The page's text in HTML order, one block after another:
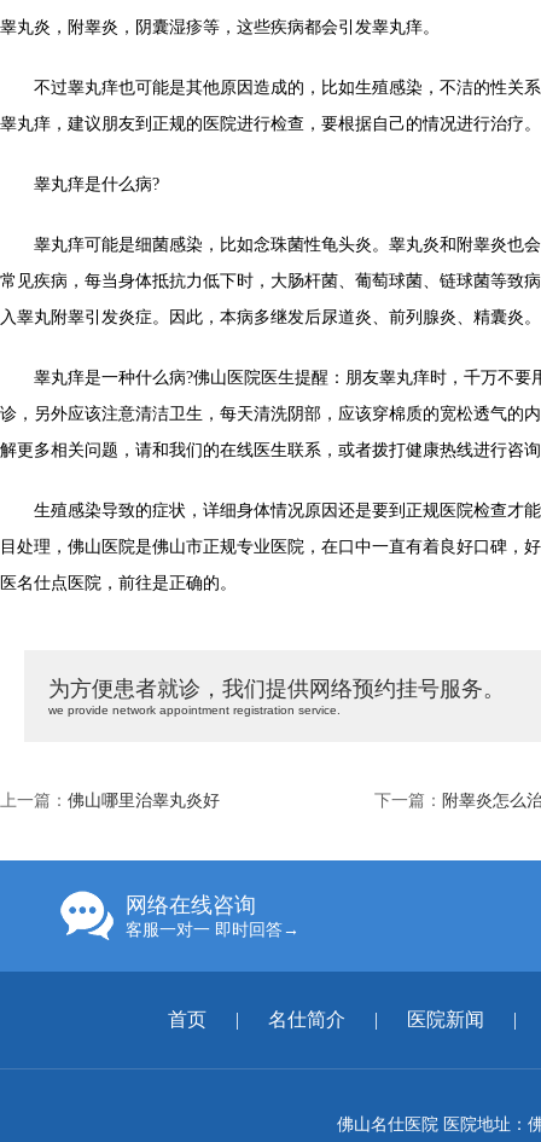
睾丸炎，附睾炎，阴囊湿疹等，这些疾病都会引发睾丸痒。
不过睾丸痒也可能是其他原因造成的，比如生殖感染，不洁的性关
睾丸痒，建议朋友到正规的医院进行检查，要根据自己的情况进行治疗。
睾丸痒是什么病?
睾丸痒可能是细菌感染，比如念珠菌性龟头炎。睾丸炎和附睾炎也
常见疾病，每当身体抵抗力低下时，大肠杆菌、葡萄球菌、链球菌等致
入睾丸附睾引发炎症。因此，本病多继发后尿道炎、前列腺炎、精囊炎。
睾丸痒是一种什么病?佛山医院医生提醒：朋友睾丸痒时，千万不要
诊，另外应该注意清洁卫生，每天清洗阴部，应该穿棉质的宽松透气的
解更多相关问题，请和我们的在线医生联系，或者拨打健康热线进行咨
生殖感染导致的症状，详细身体情况原因还是要到正规医院检查才
目处理，佛山医院是佛山市正规专业医院，在口中一直有着良好口碑，
医名仕点医院，前往是正确的。
为方便患者就诊，我们提供网络预约挂号服务。
we provide network appointment registration service.
上一篇： 佛山哪里治睾丸炎好 下一篇： 附睾炎怎么
网络在线咨询
客服一对一 即时回答→
首页 | 名仕简介 | 医院新闻 |
佛山名仕医院 医院地址：